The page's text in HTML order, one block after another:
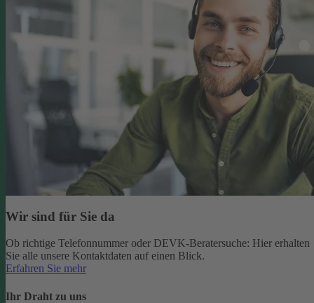
Wir sind für Sie da
Ob richtige Telefonnummer oder DEVK-Beratersuche: Hier erhalten
Sie alle unsere Kontaktdaten auf einen Blick.
Erfahren Sie mehr
Ihr Draht zu uns